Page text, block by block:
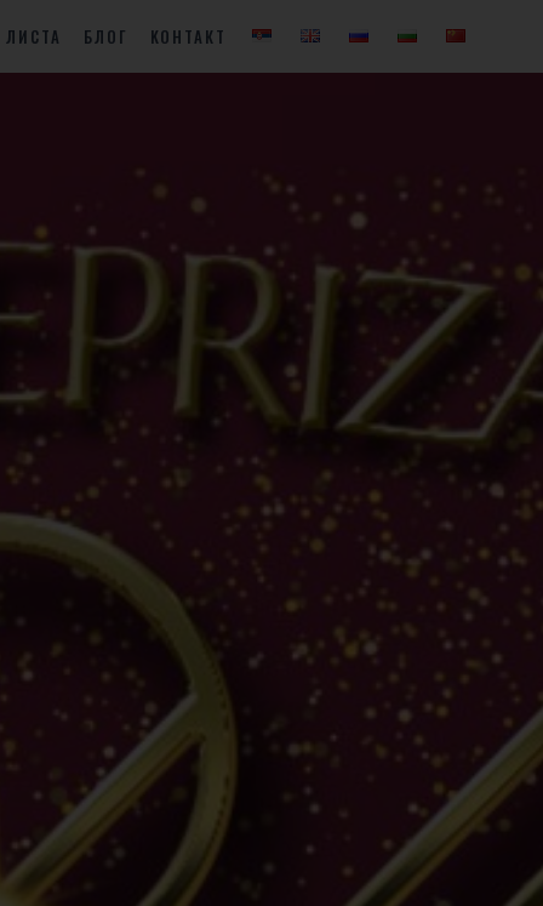
БЛОГ KОНТАКТ